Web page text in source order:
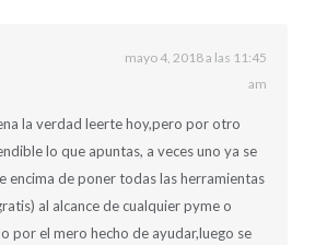
mayo 4, 2018 a las 11:45
am
la verdad leerte hoy,pero por otro
lo que apuntas, a veces uno ya se
encima de poner todas las herramientas
al alcance de cualquier pyme o
por el mero hecho de ayudar,luego se